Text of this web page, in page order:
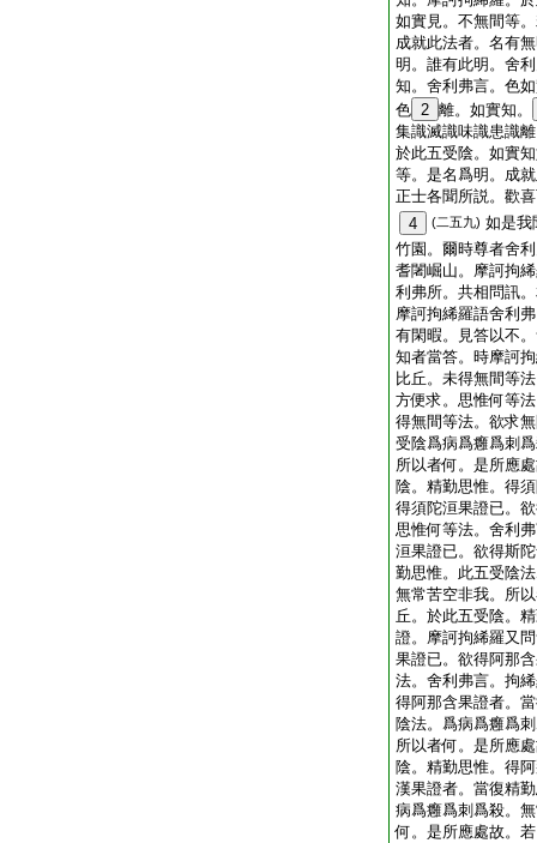
如實見。不無間等
成就此法者。名有
明。誰有此明。舍
知。舍利弗言。色
色 2 離。如實知。
集識滅識味識患識
於此五受陰。如實
等。是名爲明。成
正士各聞所説。歡
4
(二五九) 如是我
竹園。爾時尊者舍
耆闍崛山。摩訶拘
利弗所。共相問訊
摩訶拘絺羅語舍利
有閑暇。見答以不
知者當答。時摩訶
比丘。未得無間等
方便求。思惟何等
得無間等法。欲求
受陰爲病爲癰爲刺
所以者何。是所應
陰。精勤思惟。得
得須陀洹果證已。
思惟何等法。舍利
洹果證已。欲得斯
勤思惟。此五受陰
無常苦空非我。所
丘。於此五受陰。
證。摩訶拘絺羅又
果證已。欲得阿那
法。舍利弗言。拘
得阿那含果證者。
陰法。爲病爲癰爲
所以者何。是所應
陰。精勤思惟。得
漢果證者。當復精
病爲癰爲刺爲殺。
何。是所應處故。